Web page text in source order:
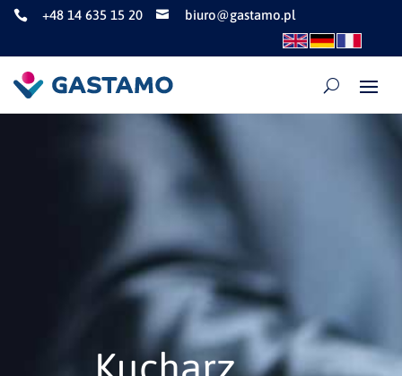
 +48 14 635 15 20  biuro@gastamo.pl
Kucharz,